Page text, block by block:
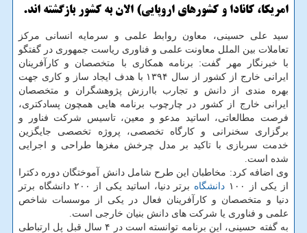
امریكا، كانادا و كشورهای اروپایی) الان به كشور بازگشته اند.
سید علی حسینی، معاون روابط علمی و سرمایه انسانی مرکز
تعاملات بین الملل معاونت علمی و فناوری ریاست جمهوری در گفتگو
با خبرنگار مهر گفت: برنامه همکاری با متخصصان و کارآفرینان
ایرانی خارج از کشور از سال ۱۳۹۴ با هدف ایجاد ساز و کاری جهت
بهره مندی از دانش و تجارب باارزش پژوهشگران و متخصصان
ایرانی خارج از کشور در چارچوب برنامه هایی همچون پسادکتری،
فرصت مطالعاتی، اساتید مدعو و معین، تاسیس شرکت فناور و
برگزاری سخنرانی و کارگاه تخصصی، پروژه تخصصی جایگزین
خدمت سربازی با تاکید بر مدل چرخش مغزها طراحی و اجرایی
شده است.
وی اضافه کرد: مخاطبان این طرح شامل دانش آموختگان دوره دکترا
از یکی از ۱۰۰
دانشگاه
برتر دنیا، اساتید یکی از ۲۰۰ دانشگاه برتر
دنیا و متخصصان و کارآفرینان فعال در یکی از موسسات شاخص
علمی و فناوری یا شرکت های دانش بنیان خارجی است.
به گفته حسینی، این برنامه توانسته است در ۴ سال قبل پل ارتباطی